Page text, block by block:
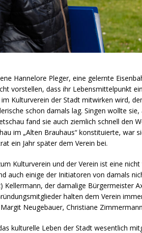
Hannelore Pleger, eine gelernte
vorstellen, dass ihr Lebensmittelpunkt
Kulturverein der Stadt mitwirken wird,
schon damals lag. Singen wollte
fand sie auch ziemlich schnell den
im „Alten Brauhaus“ konstituierte, war
ein Jahr später dem Verein bei.
Kulturverein und der Verein ist eine
auch einige der Initiatoren von damals
Kellermann, der damalige Bürgermeister
halten dem Verein
Neugebauer, Christiane
kulturelle Leben der Stadt wesentlich